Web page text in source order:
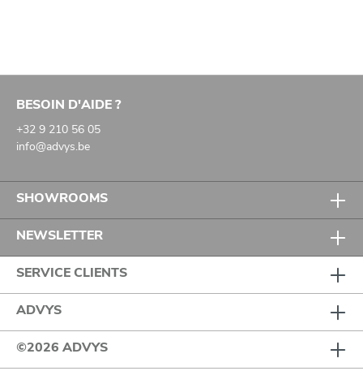
BESOIN D'AIDE ?
+32 9 210 56 05
info@advys.be
SHOWROOMS
NEWSLETTER
SERVICE CLIENTS
ADVYS
©2026 ADVYS